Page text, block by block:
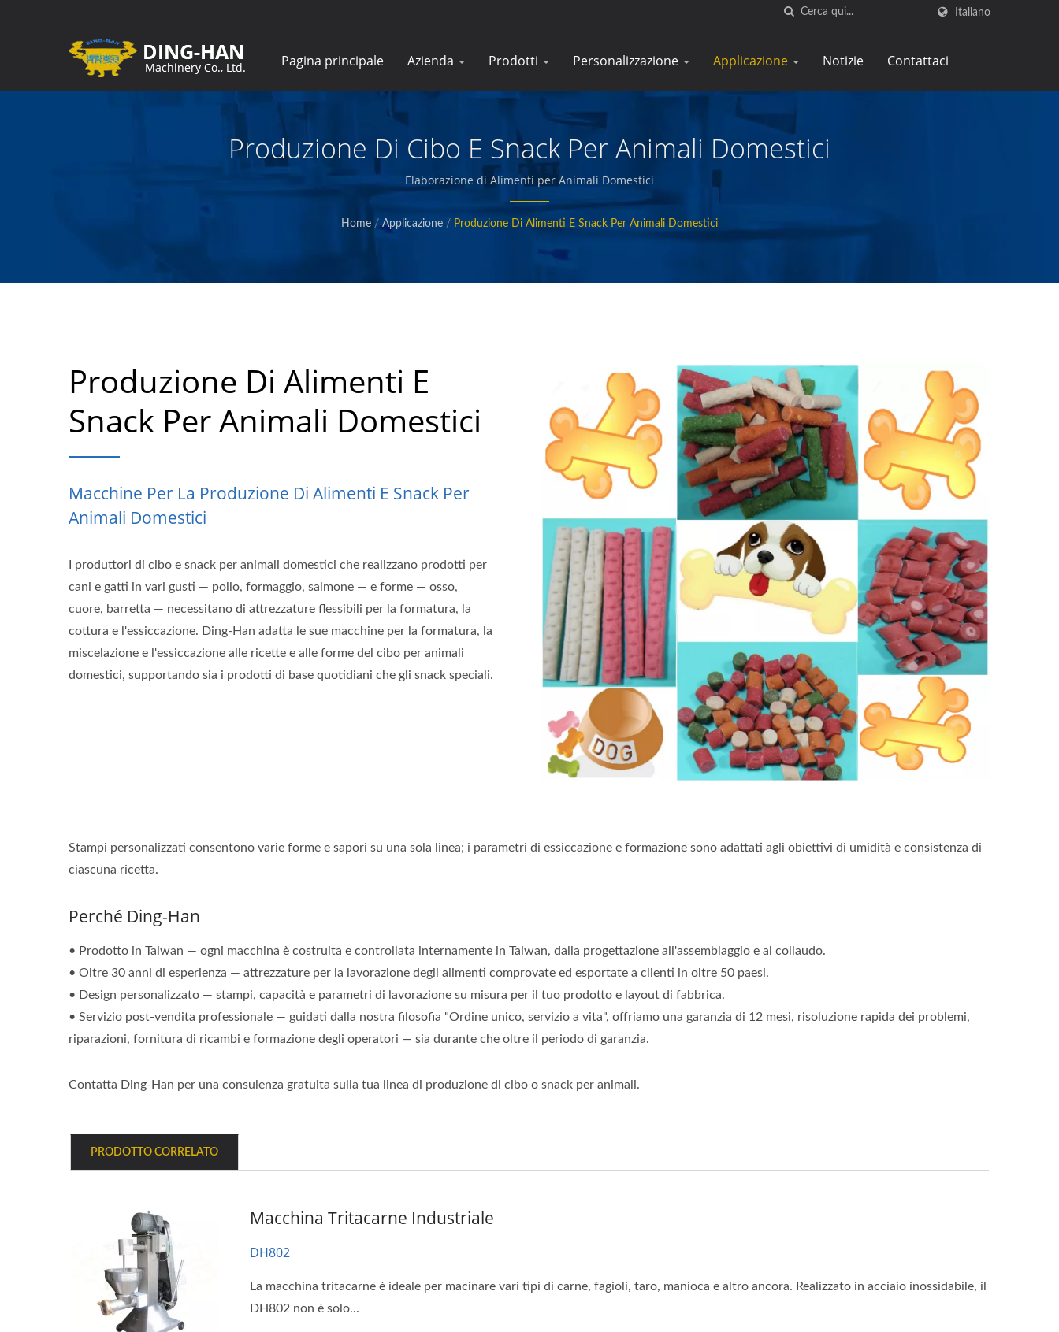
Italiano
Pagina principale Azienda Prodotti Personalizzazione Applicazione Notizie Contattaci
Produzione Di Cibo E Snack Per Animali Domestici
Elaborazione di Alimenti per Animali Domestici
Home / Applicazione / Produzione Di Alimenti E Snack Per Animali Domestici
Produzione Di Alimenti E
Snack Per Animali Domestici
Macchine Per La Produzione Di Alimenti E Snack Per
Animali Domestici
I produttori di cibo e snack per animali domestici che realizzano prodotti per
cani e gatti in vari gusti — pollo, formaggio, salmone — e forme — osso,
cuore, barretta — necessitano di attrezzature flessibili per la formatura, la
cottura e l'essiccazione. Ding-Han adatta le sue macchine per la formatura, la
miscelazione e l'essiccazione alle ricette e alle forme del cibo per animali
domestici, supportando sia i prodotti di base quotidiani che gli snack speciali.
Stampi personalizzati consentono varie forme e sapori su una sola linea; i parametri di essiccazione e formazione sono adattati agli obiettivi di umidità e consistenza di
ciascuna ricetta.
Perché Ding-Han
• Prodotto in Taiwan — ogni macchina è costruita e controllata internamente in Taiwan, dalla progettazione all'assemblaggio e al collaudo.
• Oltre 30 anni di esperienza — attrezzature per la lavorazione degli alimenti comprovate ed esportate a clienti in oltre 50 paesi.
• Design personalizzato — stampi, capacità e parametri di lavorazione su misura per il tuo prodotto e layout di fabbrica.
• Servizio post-vendita professionale — guidati dalla nostra filosofia "Ordine unico, servizio a vita", offriamo una garanzia di 12 mesi, risoluzione rapida dei problemi,
riparazioni, fornitura di ricambi e formazione degli operatori — sia durante che oltre il periodo di garanzia.
Contatta Ding-Han per una consulenza gratuita sulla tua linea di produzione di cibo o snack per animali.
PRODOTTO CORRELATO
Macchina Tritacarne Industriale
DH802
La macchina tritacarne è ideale per macinare vari tipi di carne, fagioli, taro, manioca e altro ancora. Realizzato in acciaio inossidabile, il
DH802 non è solo...